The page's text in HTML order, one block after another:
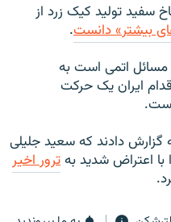
سفید تولید کیک زرد از
بیشتر» دانست.
مسائل اتمی است به
ايران يک حرکت
گزارش دادند که سعید جلیلی
اعتراض شدید بهترور اخیر